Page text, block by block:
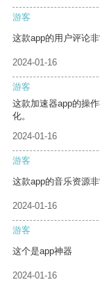
游客
这款app的用户评论
2024-01-16
游客
这款加速器app的操
化。
2024-01-16
游客
这款app的音乐资源
2024-01-16
游客
这个是app神器
2024-01-16